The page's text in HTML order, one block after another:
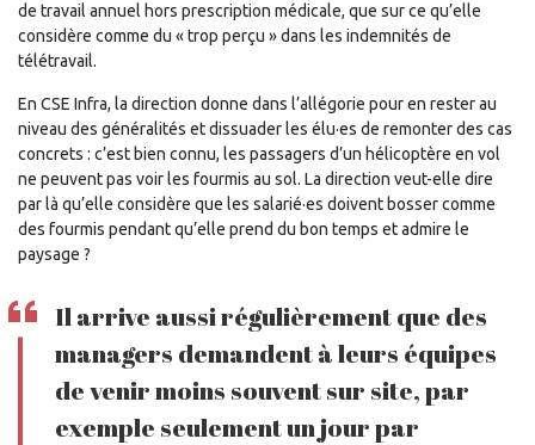
de travail annuel hors prescription médicale, que sur ce qu’elle
considère comme du « trop perçu » dans les indemnités de
télétravail.
En CSE Infra, la direction donne dans l’allégorie pour en rester au
niveau des généralités et dissuader les élu·es de remonter des cas
concrets : c’est bien connu, les passagers d’un hélicoptère en vol
ne peuvent pas voir les fourmis au sol. La direction veut-elle dire
par là qu’elle considère que les salarié·es doivent bosser comme
des fourmis pendant qu’elle prend du bon temps et admire le
paysage ?
Il arrive aussi régulièrement que des
managers demandent à leurs équipes
de venir moins souvent sur site, par
exemple seulement un jour par